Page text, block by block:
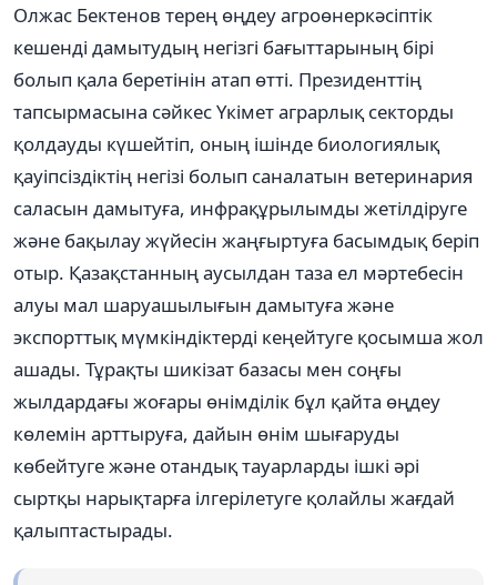
Олжас Бектенов терең өңдеу агроөнеркәсіптік
кешенді дамытудың негізгі бағыттарының бірі
болып қала беретінін атап өтті. Президенттің
тапсырмасына сәйкес Үкімет аграрлық секторды
қолдауды күшейтіп, оның ішінде биологиялық
қауіпсіздіктің негізі болып саналатын ветеринария
саласын дамытуға, инфрақұрылымды жетілдіруге
және бақылау жүйесін жаңғыртуға басымдық беріп
отыр. Қазақстанның аусылдан таза ел мәртебесін
алуы мал шаруашылығын дамытуға және
экспорттық мүмкіндіктерді кеңейтуге қосымша жол
ашады. Тұрақты шикізат базасы мен соңғы
жылдардағы жоғары өнімділік бұл қайта өңдеу
көлемін арттыруға, дайын өнім шығаруды
көбейтуге және отандық тауарларды ішкі әрі
сыртқы нарықтарға ілгерілетуге қолайлы жағдай
қалыптастырады.